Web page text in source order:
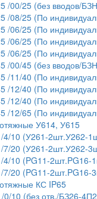
/00/25 (без вводов/
/08/25 (По
/06/25 (По
/06/25 (По
/06/25 (По
/00/45 (без вводов/
/11/40 (По
/12/40 (По
/12/40 (По
/12/65 (По
У614, У615
4/10 (У261-2шт.У262-
7/20 (У261-2шт.У262-
4/10 (PG11-2шт.PG16-
7/20 (PG11-2шт.PG16-
КС IP65
0/10 (без отв./БЗ26-